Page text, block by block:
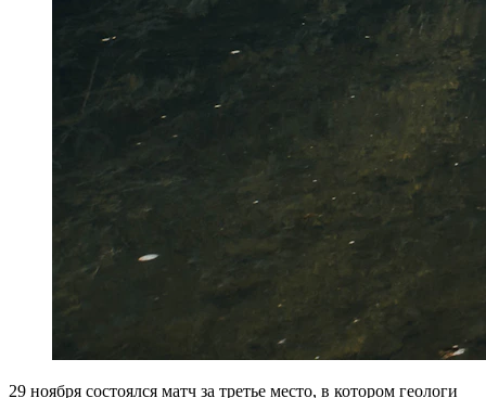
29 ноября состоялся матч за третье место, в котором геологи